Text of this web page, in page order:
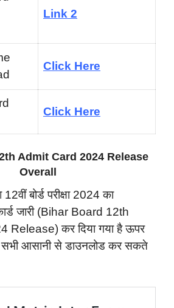
Link 2
Click Here
Click Here
Admit Card 2024 Release
Overall
12वीं बोर्ड परीक्षा 2024 का
जारी (Bihar Board 12th
Release) कर दिया गया है ऊपर
आसानी से डाउनलोड कर सकते